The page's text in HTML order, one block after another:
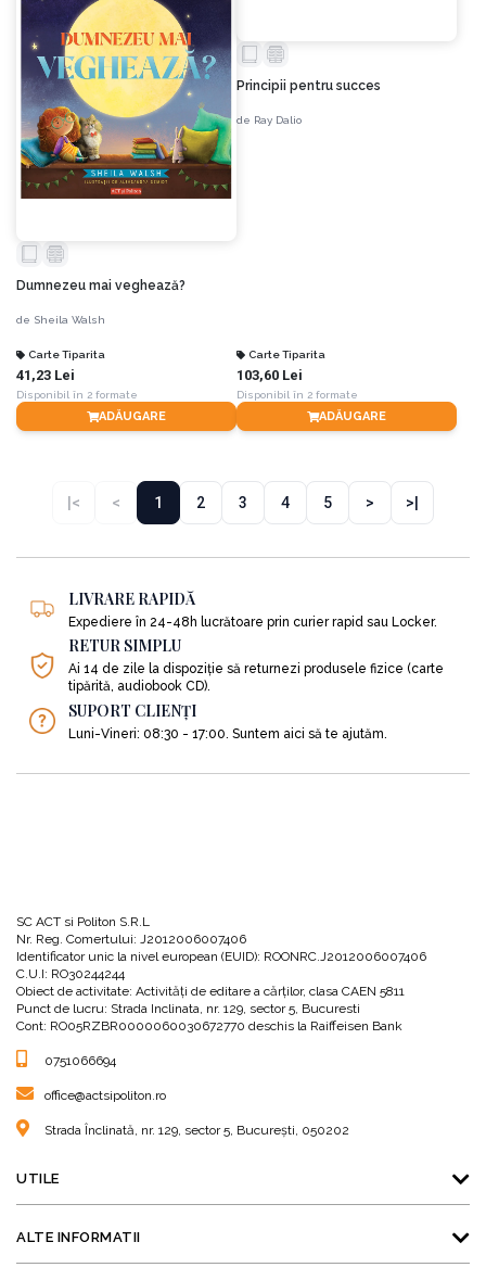
Dumnezeu mai veghează?
de Sheila Walsh
Carte Tiparita
41,23 Lei
Disponibil în 2 formate
ADĂUGARE
Principii pentru succes
de Ray Dalio
Carte Tiparita
103,60 Lei
Disponibil în 2 formate
ADĂUGARE
|< < 1 2 3 4 5 > >|
LIVRARE RAPIDĂ
Expediere în 24-48h lucrătoare prin curier rapid sau Locker.
RETUR SIMPLU
Ai 14 de zile la dispoziție să returnezi produsele fizice (carte
tipărită, audiobook CD).
SUPORT CLIENȚI
Luni-Vineri: 08:30 - 17:00. Suntem aici să te ajutăm.
SC ACT si Politon S.R.L
Nr. Reg. Comertului: J2012006007406
Identificator unic la nivel european (EUID): ROONRC.J2012006007406
C.U.I: RO30244244
Obiect de activitate: Activităţi de editare a cărţilor, clasa CAEN 5811
Punct de lucru: Strada Inclinata, nr. 129, sector 5, Bucuresti
Cont: RO05RZBR0000060030672770 deschis la Raiffeisen Bank
0751066694
office@actsipoliton.ro
Strada Înclinată, nr. 129, sector 5, București, 050202
UTILE
ALTE INFORMATII